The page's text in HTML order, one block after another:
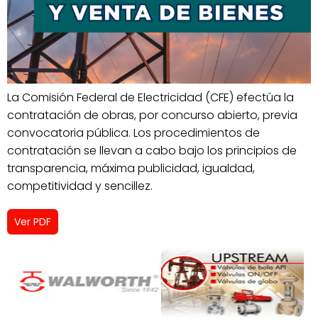
La Comisión Federal de Electricidad (CFE) efectúa la
contratación de obras, por concurso abierto, previa
convocatoria pública. Los procedimientos de
contratación se llevan a cabo bajo los principios de
transparencia, máxima publicidad, igualdad,
competitividad y sencillez.
Ver PDF